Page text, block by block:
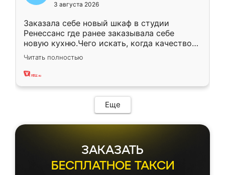
3 августа 2026
Заказала себе новый шкаф в студии
Ренессанс где ранее заказывала себе
новую кухню.Чего искать, когда качеством
вполне довольна. Служит кухня уже почти
два года, нареканий нет.
Читать полностью
Еще
ЗАКАЗАТЬ
БЕСПЛАТНОЕ ТАКСИ